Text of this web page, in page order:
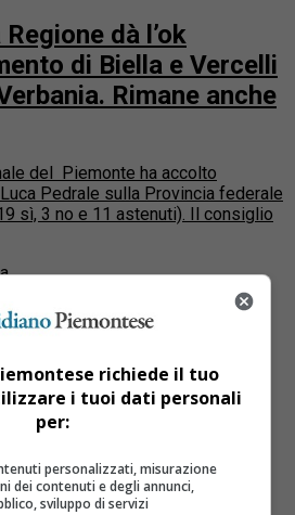
dà l’ok
di Biella e Vercelli
Rimane anche
del Piemonte ha accolto
Pedrale sulla Provincia federale
sì, 3 no e 11 astenuti). Il consiglio
approva il
locali del Piemonte ha
delle province voluta dalla
richiede il tuo
i tuoi dati personali
per:
personalizzati, misurazione
dei contenuti e degli annunci,
sviluppo di servizi